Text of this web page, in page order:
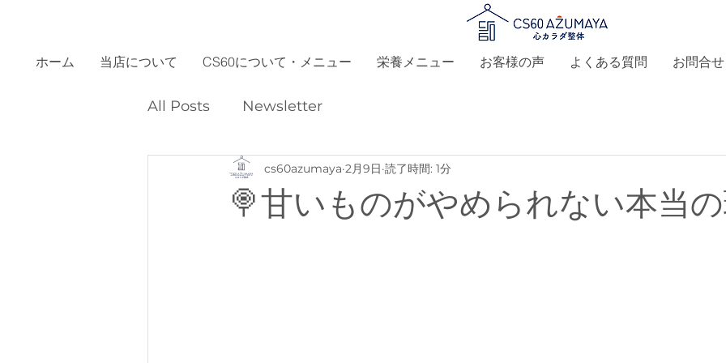
ホーム 当店について CS60について・メニュー 栄養メニュー お客様の声 よくある質問 お問合せ
All Posts Newsletter
🍭甘いものがやめられない本当
cs60azumaya 2月9日 読了時間: 1分